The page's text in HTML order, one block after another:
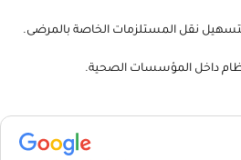
نقل المستلزمات الخاصة بالمرضى.
داخل المؤسسات الصحية.